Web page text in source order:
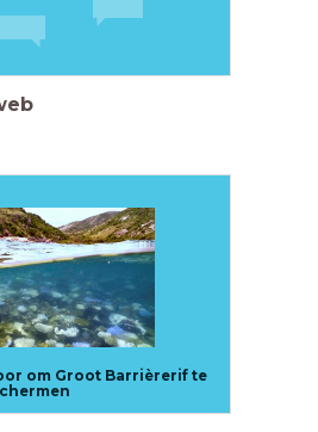
om Groot Barrièrerif te